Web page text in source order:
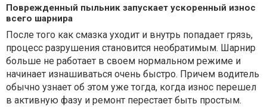
Поврежденный пыльник запускает ускоренный износ
всего шарнира
После того как смазка уходит и внутрь попадает грязь,
процесс разрушения становится необратимым. Шарнир
больше не работает в своем нормальном режиме и
начинает изнашиваться очень быстро. Причем водитель
обычно узнает об этом уже тогда, когда износ перешел
в активную фазу и ремонт перестает быть простым.